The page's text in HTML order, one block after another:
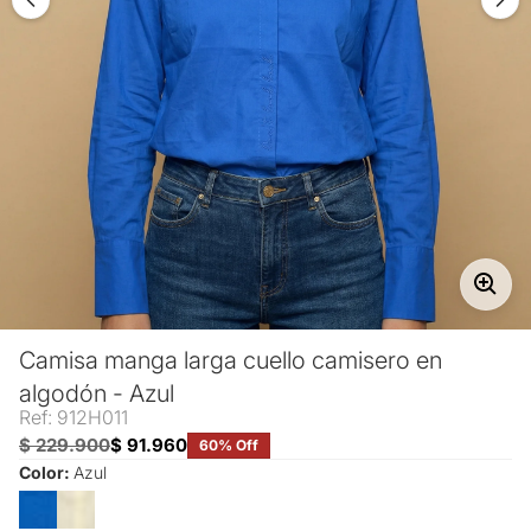
Camisa manga larga cuello camisero en
algodón - Azul
Ref: 912H011
$ 229.900$ 91.960 60% Off
Color: Azul